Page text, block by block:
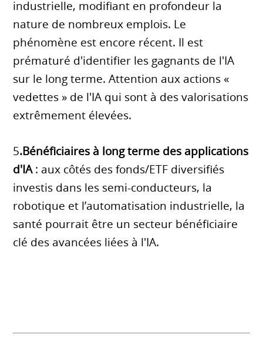
industrielle, modifiant en profondeur la
nature de nombreux emplois. Le
phénomène est encore récent. Il est
prématuré d'identifier les gagnants de l'IA
sur le long terme. Attention aux actions «
vedettes » de l'IA qui sont à des valorisations
extrêmement élevées.
5.Bénéficiaires à long terme des applications
d'IA: aux côtés des fonds/ETF diversifiés
investis dans les semi-conducteurs, la
robotique et l’automatisation industrielle, la
santé pourrait être un secteur bénéficiaire
clé des avancées liées à l'IA.